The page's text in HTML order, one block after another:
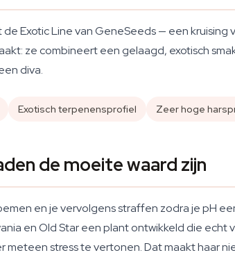
Exotic Line van GeneSeeds — een
ze combineert een gelaagd, exotisch
diva.
Exotisch terpenensprofiel Zeer hoge
de moeite waard zijn
en je vervolgens straffen zodra je pH
en Old Star een plant ontwikkeld die
stress te vertonen. Dat maakt haar